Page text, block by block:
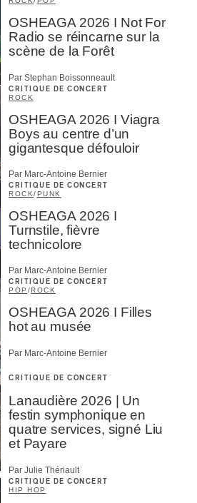
OSHEAGA 2026 I Not For
Radio se réincarne sur la
scène de la Forêt
Par Stephan Boissonneault
CRITIQUE DE CONCERT
ROCK
OSHEAGA 2026 I Viagra
Boys au centre d’un
gigantesque défouloir
Par Marc-Antoine Bernier
CRITIQUE DE CONCERT
ROCK/PUNK
OSHEAGA 2026 I
Turnstile, fièvre
technicolore
Par Marc-Antoine Bernier
CRITIQUE DE CONCERT
POP /ROCK
OSHEAGA 2026 I Filles
hot au musée
Par Marc-Antoine Bernier
CRITIQUE DE CONCERT
Lanaudière 2026 | Un
festin symphonique en
quatre services, signé Liu
et Payare
Par Julie Thériault
CRITIQUE DE CONCERT
HIP HOP